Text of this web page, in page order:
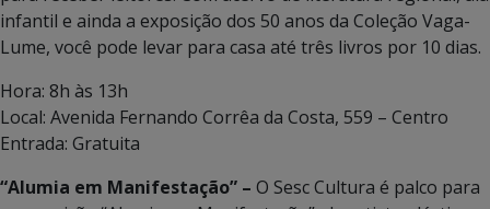
infantil e ainda a exposição dos 50 anos da Coleção Vaga-
Lume, você pode levar para casa até três livros por 10 dias.
Hora: 8h às 13h
Local: Avenida Fernando Corrêa da Costa, 559 – Centro
Entrada: Gratuita
“Alumia em Manifestação” – O Sesc Cultura é palco para